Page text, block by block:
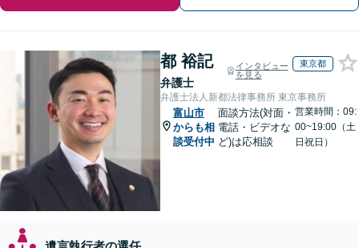
都 裕記
弁護士
インタビュー
を見る
東京都
弁護士法人新都法律事務所 東京事務所
富山市
からも相
談受付中
面談方法(対面・
電話・ビデオな
ど)は応相談
営業時間：09:
00~19:00（土
日祝日）